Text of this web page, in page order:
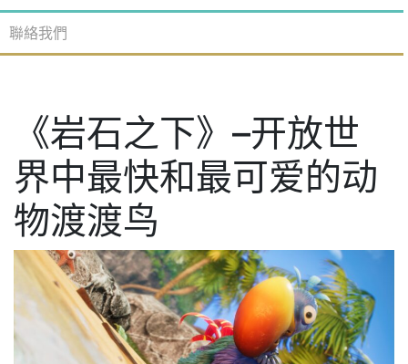
聯絡我們
《岩石之下》–开放世
界中最快和最可爱的动
物渡渡鸟